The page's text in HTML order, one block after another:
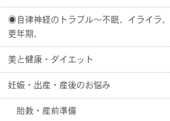
◉自律神経のトラブル〜不眠、イライラ、
更年期、
美と健康・ダイエット
妊娠・出産・産後のお悩み
胎教・産前準備